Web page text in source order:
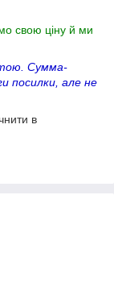
свою ціну й ми
Сумма-
посилки, але не
в